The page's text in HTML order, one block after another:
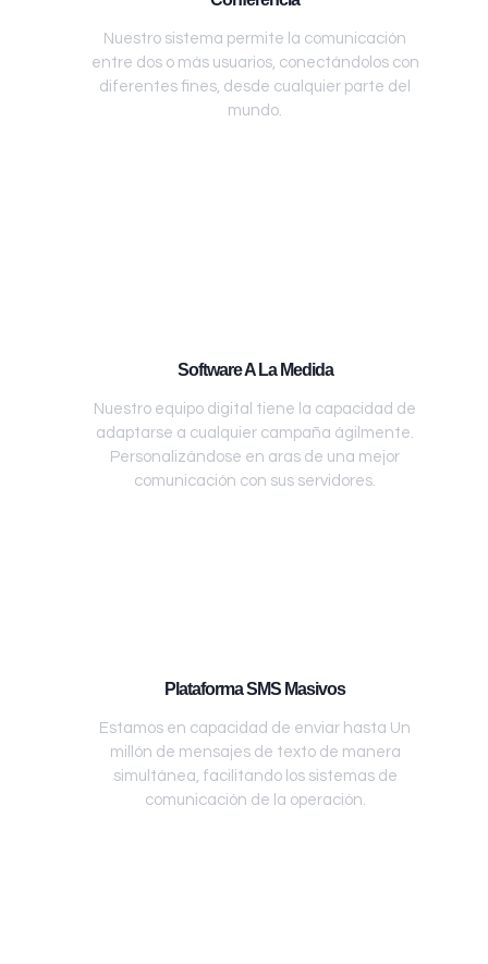
Nuestro sistema permite la comunicación
entre dos o más usuarios, conectándolos con
diferentes fines, desde cualquier parte del
mundo.
Software A La Medida
Nuestro equipo digital tiene la capacidad de
adaptarse a cualquier campaña ágilmente.
Personalizándose en aras de una mejor
comunicación con sus servidores.
Plataforma SMS Masivos
Estamos en capacidad de enviar hasta Un
millón de mensajes de texto de manera
simultánea, facilitando los sistemas de
comunicación de la operación.